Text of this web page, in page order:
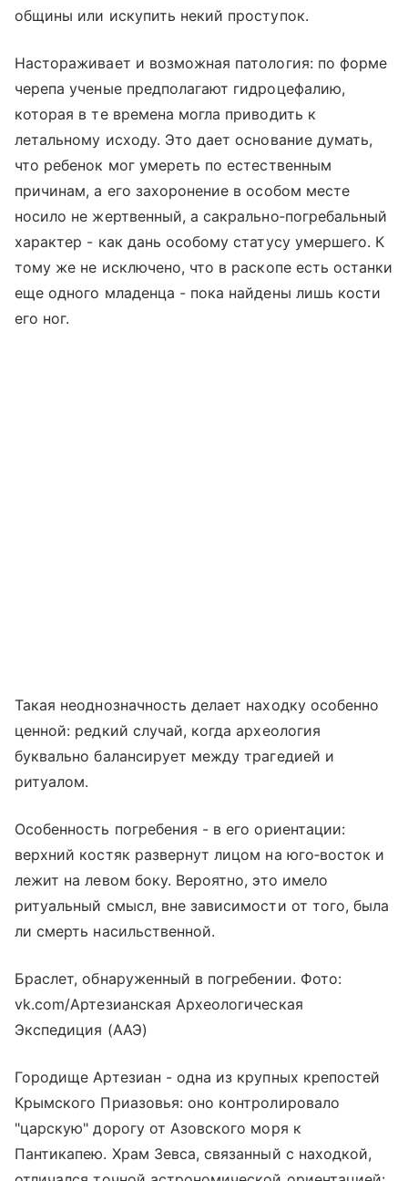
общины или искупить некий проступок.
Настораживает и возможная патология: по форме
черепа ученые предполагают гидроцефалию,
которая в те времена могла приводить к
летальному исходу. Это дает основание думать,
что ребенок мог умереть по естественным
причинам, а его захоронение в особом месте
носило не жертвенный, а сакрально‑погребальный
характер - как дань особому статусу умершего. К
тому же не исключено, что в раскопе есть останки
еще одного младенца - пока найдены лишь кости
его ног.
Такая неоднозначность делает находку особенно
ценной: редкий случай, когда археология
буквально балансирует между трагедией и
ритуалом.
Особенность погребения - в его ориентации:
верхний костяк развернут лицом на юго‑восток и
лежит на левом боку. Вероятно, это имело
ритуальный смысл, вне зависимости от того, была
ли смерть насильственной.
Браслет, обнаруженный в погребении. Фото:
vk.com/Артезианская Археологическая
Экспедиция (ААЭ)
Городище Артезиан - одна из крупных крепостей
Крымского Приазовья: оно контролировало
"царскую" дорогу от Азовского моря к
Пантикапею. Храм Зевса, связанный с находкой,